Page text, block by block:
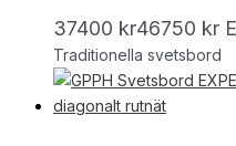
37400 kr46750 kr
Traditionella svetsbord